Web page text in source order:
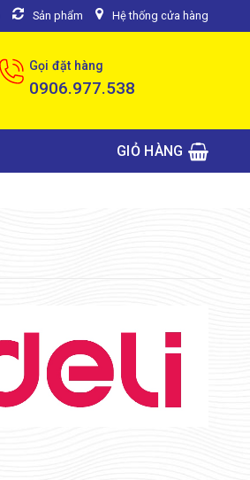
Sản phẩm Hệ thống cửa hàng
Gọi đặt hàng
0906.977.538
GIỎ HÀNG